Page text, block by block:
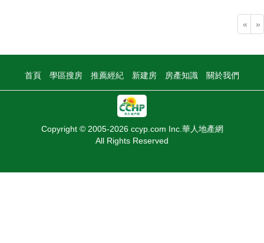
« »
首頁 學區搜房 推薦經紀 新建房 房產知識 關於我們
Copyright © 2005-2026 ccyp.com Inc.華人地產網
All Rights Reserved